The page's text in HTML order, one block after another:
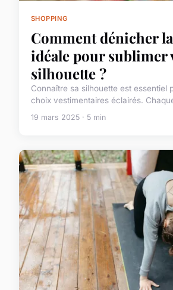
SHOPPING
Comment dénicher
idéale pour sublimer
silhouette ?
Connaître sa silhouette est essentiel
choix vestimentaires éclairés.
19 mars 2025 · 5 min